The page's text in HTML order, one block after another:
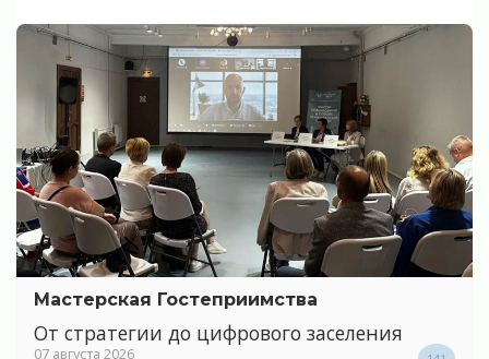
Мастерская Гостеприимства
От стратегии до цифрового заселения
07 августа 2026